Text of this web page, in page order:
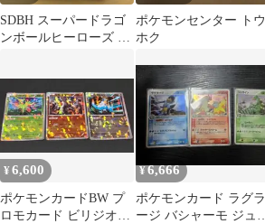
SDBH スーパードラゴ
ンボールヒーローズ メ
ポケモンセンター トウ
ホク
¥6,600
ポケモンカードBW プ
ロモカード ビリジオン
¥6,666
ポケモンカード ラグラ
ージ バシャーモ ジュカ